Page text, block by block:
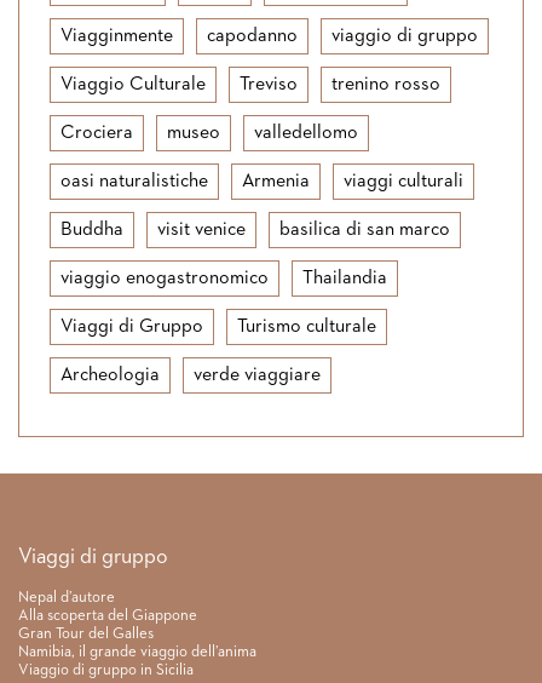
Viagginmente capodanno viaggio di gruppo
Viaggio Culturale Treviso trenino rosso
Crociera museo valledellomo
oasi naturalistiche Armenia viaggi culturali
Buddha visit venice basilica di san marco
viaggio enogastronomico Thailandia
Viaggi di Gruppo Turismo culturale
Archeologia verde viaggiare
Link rapidi
Viaggi di gruppo
Nepal d’autore
Alla scoperta del Giappone
Gran Tour del Galles
Namibia, il grande viaggio dell’anima
Viaggio di gruppo in Sicilia